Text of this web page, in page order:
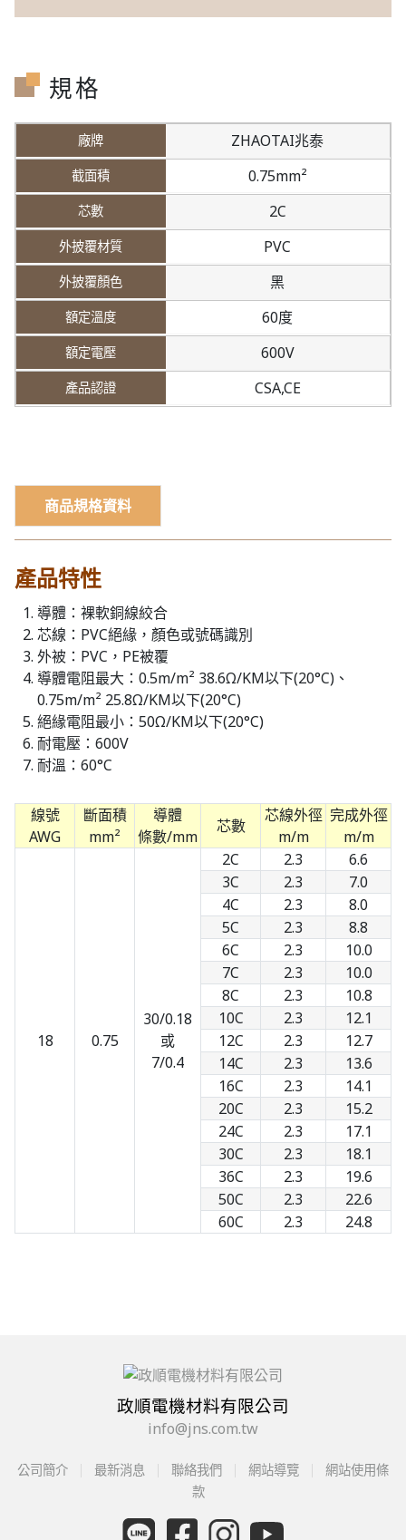
規格
ZHAOTAI兆泰
0.75mm²
2C
PVC
黑
60度
600V
CSA,CE
商品規格資料
產品特性
導體：裸軟銅線絞合
芯線：PVC絕緣，顏色或號碼識別
外被：PVC，PE被覆
導體電阻最大：0.5m/m² 38.6Ω/KM以下(20°C)、
0.75m/m² 25.8Ω/KM以下(20°C)
絕緣電阻最小：50Ω/KM以下(20°C)
耐電壓：600V
耐溫：60°C
線號
AWG
斷面積
mm²
導體
條數/mm
芯數
芯線外徑
m/m
完成外徑
m/m
18 0.75
30/0.18
或
7/0.4
2C 2.3
6.6
3C
2.3
7.0
4C
2.3
8.0
5C
2.3
8.8
6C
2.3
10.0
7C
2.3
10.0
8C
2.3
10.8
10C
2.3
12.1
12C
2.3
12.7
14C
2.3
13.6
16C
2.3
14.1
20C
2.3
15.2
24C
2.3
17.1
30C
2.3
18.1
36C
2.3
19.6
50C
2.3
22.6
60C
2.3 24.8
政順電機材料有限公司
info@jns.com.tw
公司簡介 最新消息 聯絡我們 網站導覽
網站使用條
款